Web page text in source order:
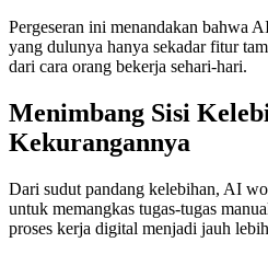
Pergeseran ini menandakan bahwa
yang dulunya hanya sekadar fitur
dari cara orang bekerja sehari-hari.
Menimbang Sisi
Kekurangannya
Dari sudut pandang kelebihan, AI
untuk memangkas tugas-tugas
proses kerja digital menjadi jauh